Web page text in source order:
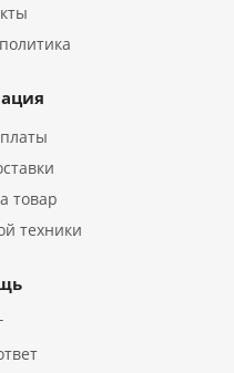
товар
техники